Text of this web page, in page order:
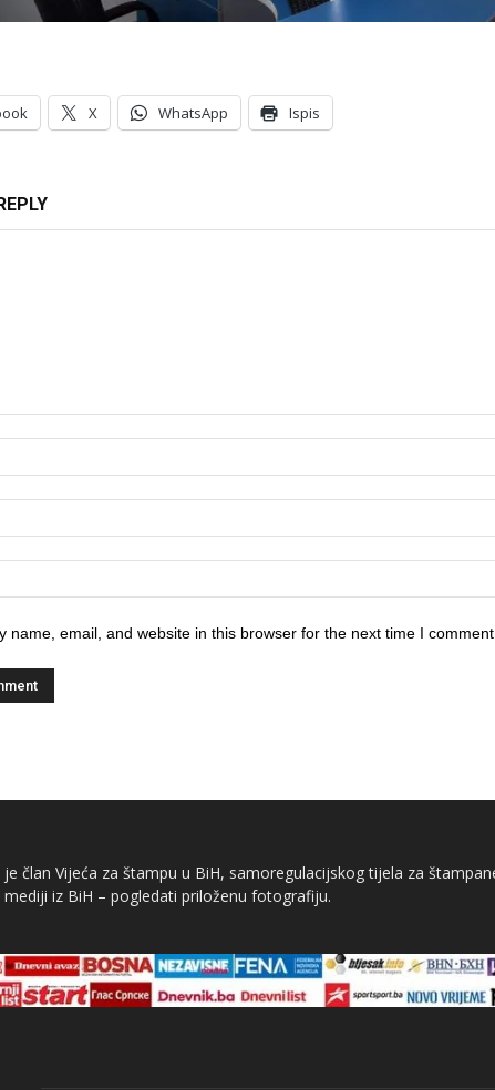
X WhatsApp Ispis
name, email, and website in this browser for the next time I comment.
je član Vijeća za štampu u BiH, samoregulacijskog tijela za
iz BiH – pogledati priloženu fotografiju.